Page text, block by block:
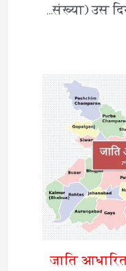
संख्या) उस
जाति